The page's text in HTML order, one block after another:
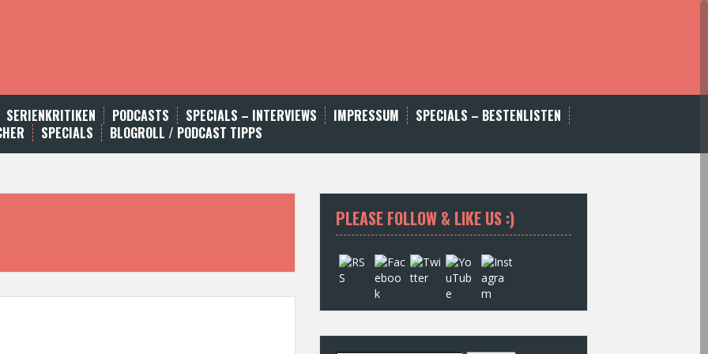
SERIENKRITIKEN PODCASTS SPECIALS – INTERVIEWS IMPRESSUM
SPECIALS – BESTENLISTEN
SPECIALS BLOGROLL / PODCAST TIPPS
PLEASE FOLLOW & LIKE US :)